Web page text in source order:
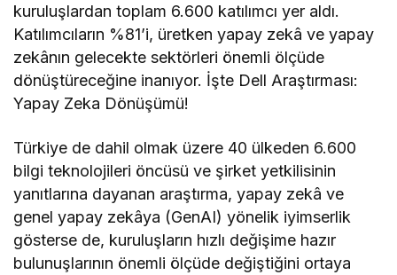
kuruluşlardan toplam 6.600 katılımcı yer aldı.
Katılımcıların %81’i, üretken yapay zekâ ve yapay
zekânın gelecekte sektörleri önemli ölçüde
dönüştüreceğine inanıyor. İşte Dell Araştırması:
Yapay Zeka Dönüşümü!
Türkiye de dahil olmak üzere 40 ülkeden 6.600
bilgi teknolojileri öncüsü ve şirket yetkilisinin
yanıtlarına dayanan araştırma, yapay zekâ ve
genel yapay zekâya (GenAI) yönelik iyimserlik
gösterse de, kuruluşların hızlı değişime hazır
bulunuşlarının önemli ölçüde değiştiğini ortaya